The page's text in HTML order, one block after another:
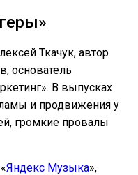
Ткачук, автор
основатель
В выпусках
и продвижения у
громкие провалы
Яндекс Музыка»,